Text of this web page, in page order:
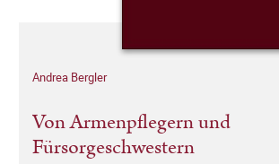
Andrea Bergler
Von Armenpflegern und
Fürsorgeschwestern